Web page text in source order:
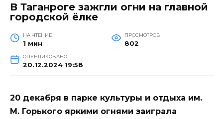
В Таганроге зажгли огни на главной
городской ёлке
НА ЧТЕНИЕ
1 мин
ПРОСМОТРОВ
802
ОПУБЛИКОВАНО
20.12.2024 19:58
20 декабря в парке культуры и отдыха им.
М. Горького яркими огнями заиграла